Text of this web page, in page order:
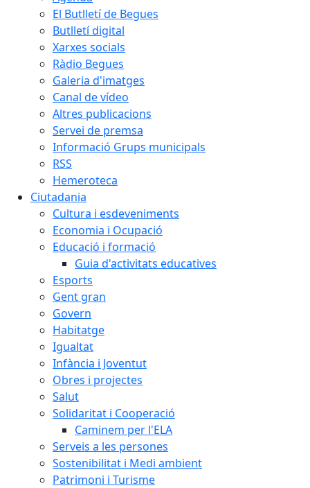
El Butlletí de Begues
Butlletí digital
Xarxes socials
Ràdio Begues
Galeria d'imatges
Canal de vídeo
Altres publicacions
Servei de premsa
Informació Grups municipals
RSS
Hemeroteca
Ciutadania
Cultura i esdeveniments
Economia i Ocupació
Educació i formació
Guia d'activitats educatives
Esports
Gent gran
Govern
Habitatge
Igualtat
Infància i Joventut
Obres i projectes
Salut
Solidaritat i Cooperació
Caminem per l'ELA
Serveis a les persones
Sostenibilitat i Medi ambient
Patrimoni i Turisme